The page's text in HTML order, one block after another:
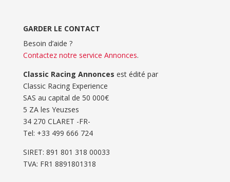
GARDER LE CONTACT
Besoin d’aide ?
Contactez notre service Annonces.
Classic Racing Annonces est édité par
Classic Racing Experience
SAS au capital de 50 000€
5 ZA les Yeuzses
34 270 CLARET -FR-
Tel: ‭+33 499 666 724‬
SIRET: 891 801 318 00033
TVA: FR1 8891801318